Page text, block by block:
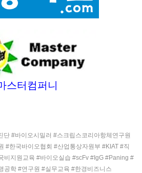
스터컴퍼니
단 #바이오시밀러 #스크립스코리아항체연구원
#한국바이오협회 #산업통상자원부 #KIAT #직
비지원교육 #바이오실습 #scFv #IgG #Paning #
공학 #연구원 #실무교육 #한경비즈니스